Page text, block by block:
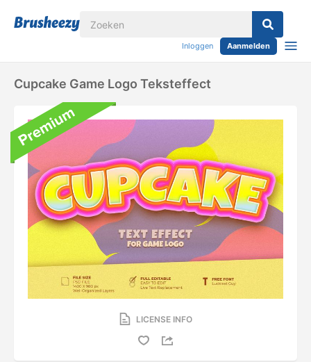
Inloggen Aanmelden
Cupcake Game Logo Teksteffect
LICENSE INFO